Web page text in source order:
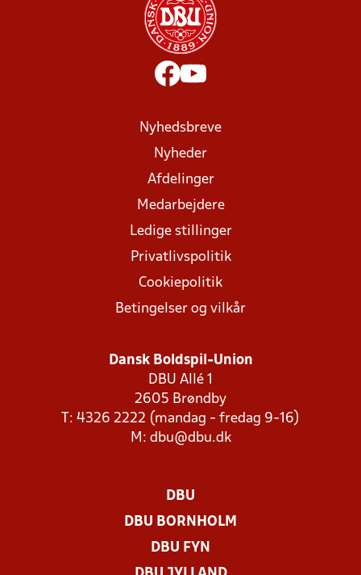
Nyhedsbreve
Nyheder
Afdelinger
Medarbejdere
Ledige stillinger
Privatlivspolitik
Cookiepolitik
Betingelser og vilkår
Dansk Boldspil-Union
DBU Allé 1
2605 Brøndby
T: 4326 2222 (mandag - fredag 9-16)
M: dbu@dbu.dk
DBU
DBU BORNHOLM
DBU FYN